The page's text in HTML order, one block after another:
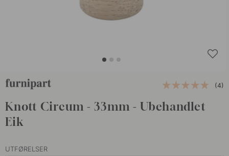
(4)
Knott Circum - 33mm - Ubehandlet
Eik
UTFØRELSER